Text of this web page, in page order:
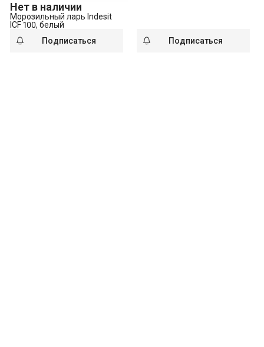
Нет в наличии
Морозильный ларь Indesit
IСF 100, белый
Подписаться
Подписаться